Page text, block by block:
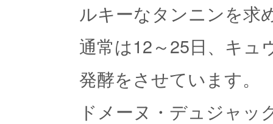
ルキーなタンニンを求
通常は12～25日、キュ
発酵をさせています。
ドメーヌ・デュジャ